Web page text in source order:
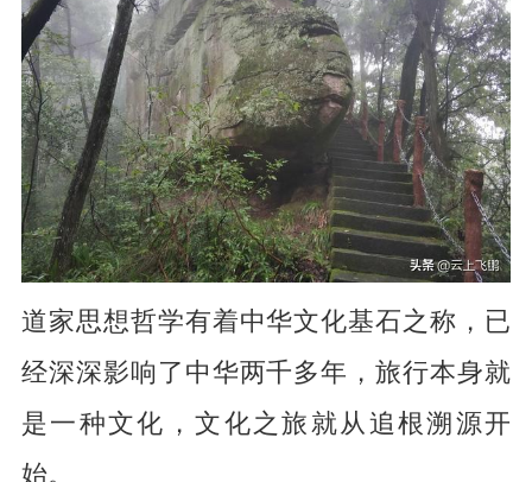
道家思想哲学有着中华文化基石之称，已
经深深影响了中华两千多年，旅行本身就
是一种文化，文化之旅就从追根溯源开
始。